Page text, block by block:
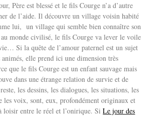
Père est blessé et le fils Courge n’a d’autre
de l’aide. Il découvre un village voisin habité
lui, un village qui semble bien connaître son
monde civilisé, le fils Courge va lever le voile
Si la quête de l’amour paternel est un sujet
animés, elle prend ici une dimension très
que le fils Courge est un enfant sauvage mais
dans une étrange relation de survie et de
les dessins, les dialogues, les situations, les
les voix, sont, eux, profondément originaux et
loisir entre le réel et l’onirique. SiLe jour des